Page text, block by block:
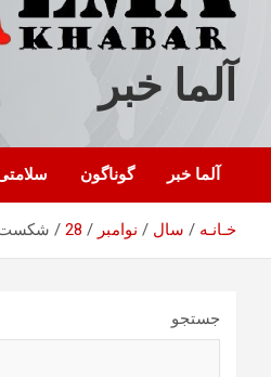
آلما خبر
آلما خبر گوناگون
خـانـه سال نوامبر 28 شکست
جستجو